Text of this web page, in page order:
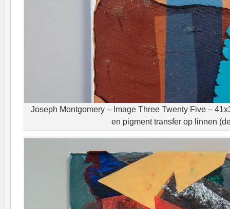
Joseph Montgomery – Image Three Twenty Five –
en pigment transfer op linnen